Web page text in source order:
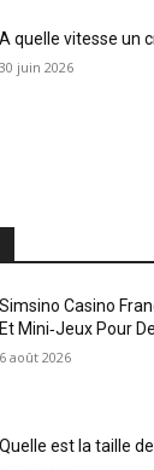
A quelle vitesse un
30 juin 2026
Simsino Casino
Et Mini‑Jeux Pour
6 août 2026
Quelle est la taille